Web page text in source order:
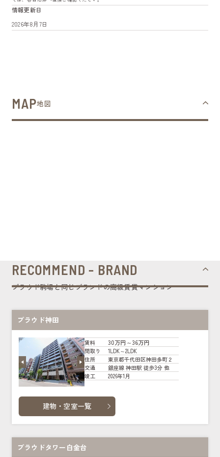
情報更新日
2026年8月7日
MAP地図
RECOMMEND - BRAND
プラウド駒場と同じブランドの高級賃貸マンション
プラウド神田
賃料 30万円～36万円
間取り
1LDK～2LDK
住所
東京都千代田区神田多町２
交通
銀座線 神田駅 徒歩3分 他
竣工
2026年1月
建物・空室一覧
プラウドタワー白金台